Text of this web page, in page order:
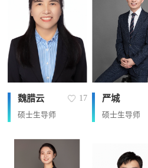
魏腊云 17
硕士生导师
严城
硕士生导师